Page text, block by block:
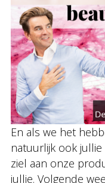
En als we het
natuurlijk ook
ziel aan onze
jullie. Volgende